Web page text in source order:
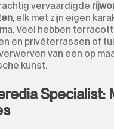
de Guadiaro
vervaardigde
, elk met zijn eigen
Veel hebben
en privéterrassen of
van een op
kunst.
Specialist: